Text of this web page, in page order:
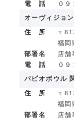
電 話
０９
オーヴィジョ
住 所
〒
福岡
部署名
店
電 話
０９
パピオボウル
住 所
〒
福岡
部署名
店